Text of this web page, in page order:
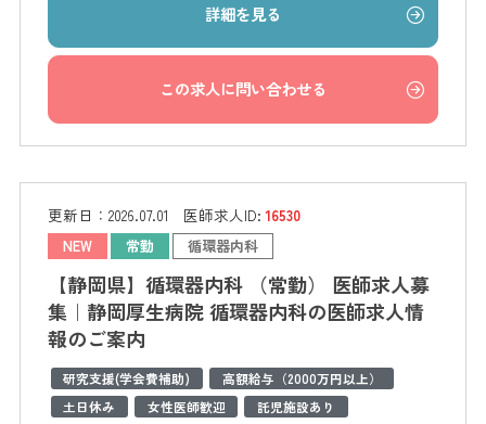
詳細を見る
この求人に問い合わせる
更新日： 2026.07.01 医師求人ID:16530
NEW 常勤 循環器内科
【静岡県】循環器内科 （常勤） 医師求人募
集｜静岡厚生病院 循環器内科の医師求人情
報のご案内
研究支援(学会費補助)
高額給与（2000万円以上）
土日休み
女性医師歓迎
託児施設あり